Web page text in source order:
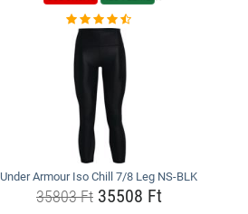
Under Armour Iso Chill 7/8 Leg NS-BLK
35803 Ft35508 Ft